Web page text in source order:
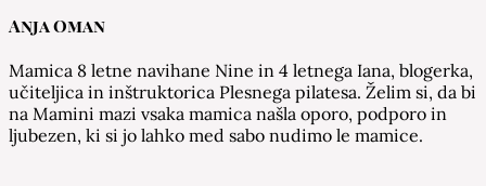
Anja Oman
Mamica 8 letne navihane Nine in 4 letnega Iana, blogerka,
učiteljica in inštruktorica Plesnega pilatesa. Želim si, da bi
na Mamini mazi vsaka mamica našla oporo, podporo in
ljubezen, ki si jo lahko med sabo nudimo le mamice.